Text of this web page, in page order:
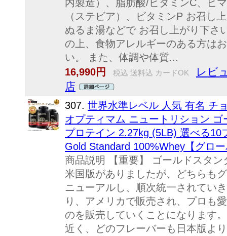
内製造）、脂肪酸/ビタミンC、ヒ
（ステビア）、ビタミンP お召し
ぬるま湯などで お召し上がり下さ
の上、食物アレルギーのある方は
い。 また、体調や体質...
16,990円
税込 送料込 カードOK
レビ
店
307. 世界水準レベル 人気 有名 チ
オプティマム ニュートリション
プロテイン 2.27kg (5LB) 選べる
Gold Standard 100%Whey【グロ
商品説明 【重要】 ゴールドスタ
米国版がありましたが、どちらも
ニューアルし、順次統一されてい
り、アメリカで販売され、プロも
のを販売していくことになります
近く、どのフレーバーも日本版よ